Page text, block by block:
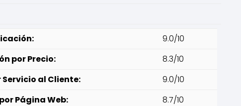
9.0/10
por Precio:
8.3/10
al Cliente:
9.0/10
Página Web:
8.7/10